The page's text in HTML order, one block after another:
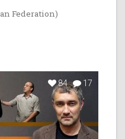
Federation)
84 17